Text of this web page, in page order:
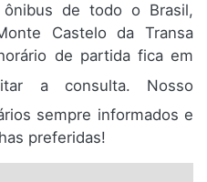
de todo o Brasil,
Castelo da Transa
de partida fica em
a consulta. Nosso
sempre informados e
preferidas!